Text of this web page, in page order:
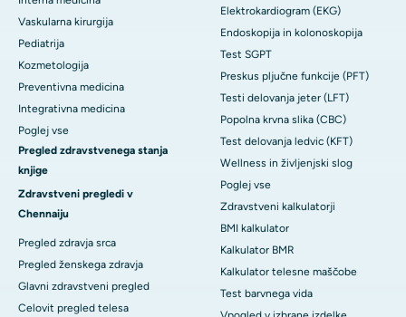
Vaskularna kirurgija
Pediatrija
Kozmetologija
Preventivna medicina
Integrativna medicina
Poglej vse
Pregled zdravstvenega stanja
knjige
Zdravstveni pregledi v
Chennaiju
Pregled zdravja srca
Pregled ženskega zdravja
Glavni zdravstveni pregled
Celovit pregled telesa
Elektrokardiogram (EKG)
Endoskopija in kolonoskopija
Test SGPT
Preskus pljučne funkcije (PFT)
Testi delovanja jeter (LFT)
Popolna krvna slika (CBC)
Test delovanja ledvic (KFT)
Wellness in življenjski slog
Poglej vse
Zdravstveni kalkulatorji
BMI kalkulator
Kalkulator BMR
Kalkulator telesne maščobe
Test barvnega vida